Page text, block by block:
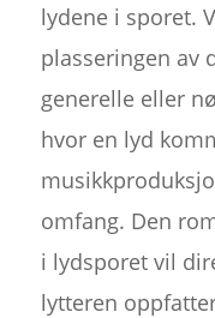
lydene i sporet.
plasseringen av
generelle eller
hvor en lyd
omfang. Den
i lydsporet vil
lytteren